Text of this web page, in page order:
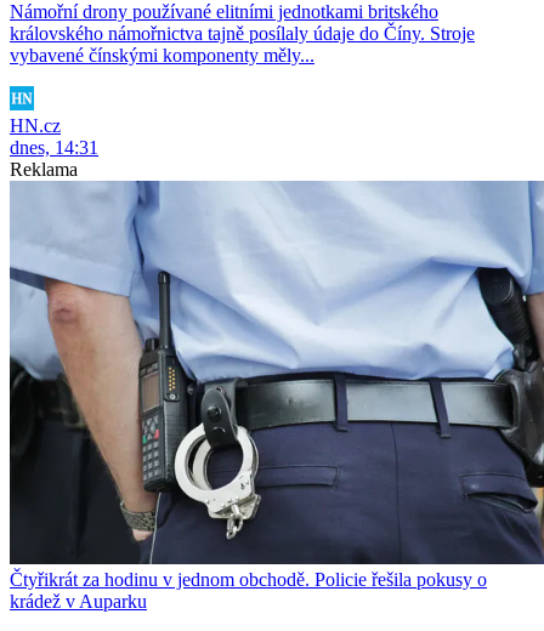
Námořní drony používané elitními jednotkami britského
královského námořnictva tajně posílaly údaje do Číny. Stroje
vybavené čínskými komponenty měly...
HN.cz
dnes, 14:31
Reklama
Čtyřikrát za hodinu v jednom obchodě. Policie řešila pokusy o
krádež v Auparku